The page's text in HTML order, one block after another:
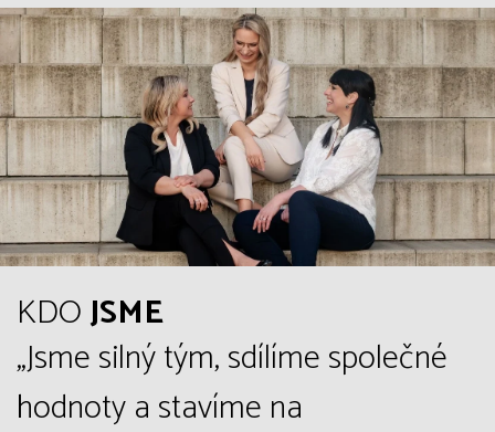
KDOJSME
„Jsme silný tým, sdílíme společné
hodnoty a stavíme na